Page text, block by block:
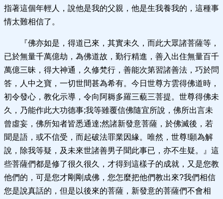
指著這個年輕人，說他是我的父親，他是生我養我的，這種事
情太難相信了。
『佛亦如是，得道已來，其實未久，而此大眾諸菩薩等，
已於無量千萬億劫，為佛道故，勤行精進，善入出住無量百千
萬億三昧，得大神通，久修梵行，善能次第習諸善法，巧於問
答，人中之寶，一切世間甚為希有。今日世尊方雲得佛道時，
初令發心，教化示導，令向阿耨多羅三藐三菩提。世尊得佛未
久，乃能作此大功德事;我等雖覆信佛隨宜所說，佛所出言未
曾虛妄，佛所知者皆悉通達;然諸新發意菩薩，於佛滅後，若
聞是語，或不信受，而起破法罪業因緣。唯然，世尊!願為解
說，除我等疑，及未來世諸善男子聞此事已，亦不生疑。』這
些菩薩們都是修了很久很久，才得到這樣子的成就，又是您教
他們的，可是您才剛剛成佛，您怎麼把他們教出來?我們相信
您是說真話的，但是以後來的菩薩，新發意的菩薩們不會相